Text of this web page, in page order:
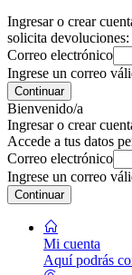
Ingresar o crear
solicita devoluciones:
Correo electrónico
Ingrese un correo
Continuar
Bienvenido/a
Ingresar o crear
Accede a tus datos
Correo electrónico
Ingrese un correo
Continuar
Mi cuenta
Aquí podrás